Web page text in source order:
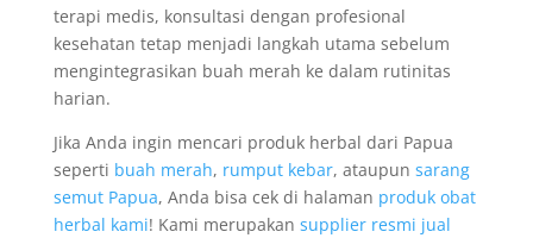
terapi medis, konsultasi dengan profesional
kesehatan tetap menjadi langkah utama sebelum
mengintegrasikan buah merah ke dalam rutinitas
harian.
Jika Anda ingin mencari produk herbal dari Papua
seperti buah merah, rumput kebar, ataupun sarang
semut Papua, Anda bisa cek di halaman produk obat
herbal kami! Kami merupakan supplier resmi jual